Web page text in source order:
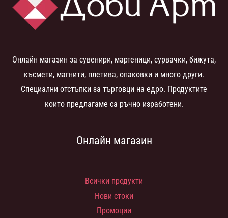
Онлайн магазин за сувенири, мартеници, сурвачки, бижута,
късмети, магнити, плетива, опаковки и много други.
Специални отстъпки за търговци на едро. Продуктите
които предлагаме са ръчно изработени.
Онлайн магазин
Всички продукти
Нови стоки
Промоции